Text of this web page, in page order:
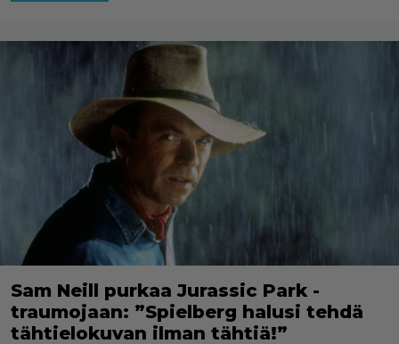
Sam Neill purkaa Jurassic Park -
traumojaan: ”Spielberg halusi tehdä
tähtielokuvan ilman tähtiä!”